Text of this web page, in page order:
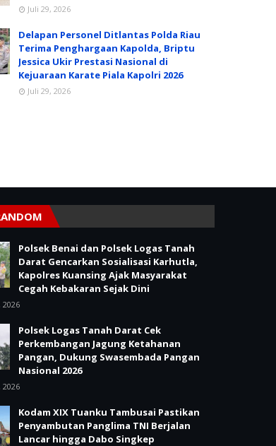
Juli 29, 2026
Delapan Personel Ditlantas Polda Riau
Terima Penghargaan Kapolda, Briptu
Jessica Ukir Prestasi Nasional di
Kejuaraan Karate Piala Kapolri 2026
Juli 29, 2026
Polsek Benai dan Polsek Logas Tanah
Darat Gencarkan Sosialisasi Karhutla,
Kapolres Kuansing Ajak Masyarakat
Cegah Kebakaran Sejak Dini
2026
Polsek Logas Tanah Darat Cek
Perkembangan Jagung Ketahanan
Pangan, Dukung Swasembada Pangan
Nasional 2026
2026
Kodam XIX Tuanku Tambusai Pastikan
Penyambutan Panglima TNI Berjalan
Lancar hingga Dabo Singkep